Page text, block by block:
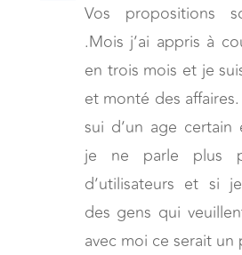
Vos propositions
.Mois j’ai appris à
en trois mois et je
et monté des
sui d’un age
je ne parle plus
d’utilisateurs et si
des gens qui
avec moi ce serait un